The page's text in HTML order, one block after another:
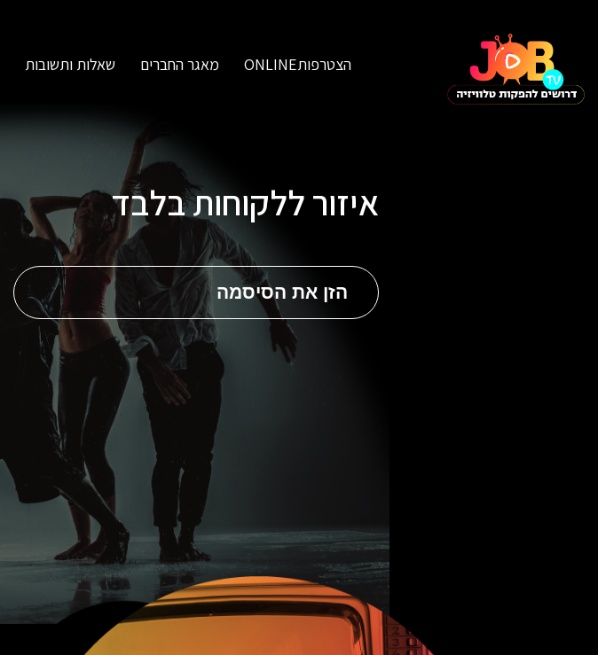
הצטרפותONLINE מאגר החברים שאלות ותשובות
איזור ללקוחות בלבד